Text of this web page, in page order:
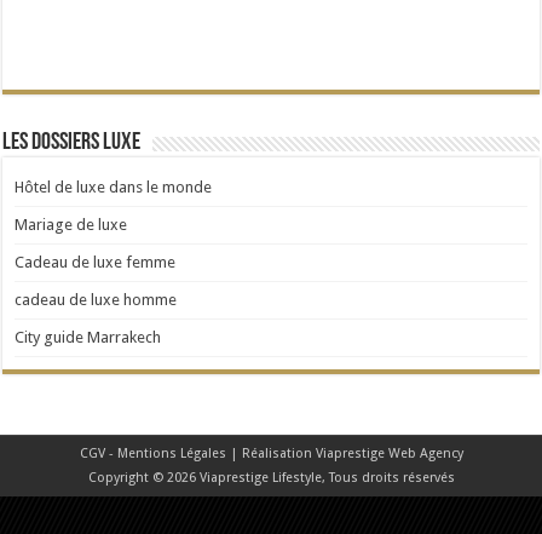
Les dossiers Luxe
Hôtel de luxe dans le monde
Mariage de luxe
Cadeau de luxe femme
cadeau de luxe homme
City guide Marrakech
CGV - Mentions Légales | Réalisation Viaprestige Web Agency
Copyright © 2026 Viaprestige Lifestyle, Tous droits réservés